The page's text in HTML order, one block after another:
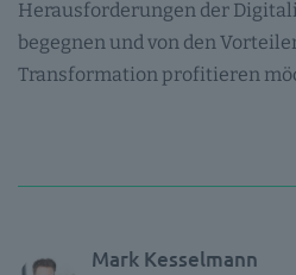
Herausforderungen der
begegnen und von den
Transformation profitieren
Mark Kesselmann